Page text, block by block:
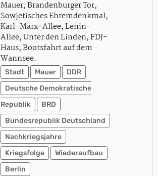
Mauer, Brandenburger Tor,
Sowjetisches Ehremdenkmal,
Karl-Marx-Allee, Lenin-
Allee, Unter den Linden, FDJ-
Haus; Bootsfahrt auf dem
Wannsee.
Stadt Mauer
DDR
Deutsche Demokratische
Republik
BRD
Bundesrepublik Deutschland
Nachkriegsjahre
Kriegsfolge
Wiederaufbau
Berlin